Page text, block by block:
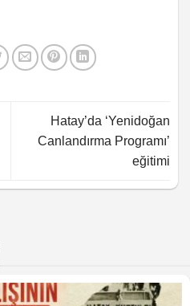
Hatay’da ‘Yenidoğan
Canlandırma Programı’
eğitimi